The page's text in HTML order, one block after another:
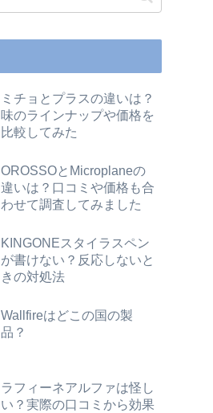
ミチョとプラスの違いは？
味のラインナップや価格を
比較してみた
OROSSOとMicroplaneの
違いは？口コミや価格も合
わせて調査してみました
KINGONEスタイラスペン
が書けない？反応しないと
きの対処法
Wallfireはどこの国の製
品？
ラフィーネアルファは怪し
い？実際の口コミから効果